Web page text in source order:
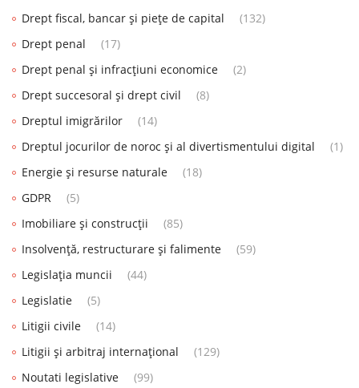
Drept fiscal, bancar și piețe de capital
(132)
Drept penal
(17)
Drept penal și infracțiuni economice
(2)
Drept succesoral și drept civil
(8)
Dreptul imigrărilor
(14)
Dreptul jocurilor de noroc și al divertismentului digital
(1)
Energie și resurse naturale
(18)
GDPR
(5)
Imobiliare și construcții
(85)
Insolvență, restructurare și falimente
(59)
Legislația muncii
(44)
Legislatie
(5)
Litigii civile
(14)
Litigii și arbitraj internațional
(129)
Noutati legislative
(99)